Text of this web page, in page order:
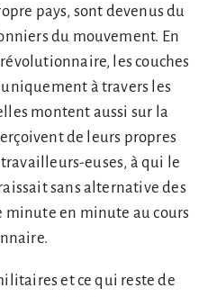
pays, sont devenus du
du mouvement. En
les couches
à travers les
montent aussi sur la
de leurs propres
travailleurs-euses, à qui le
sans alternative des
minute en minute au cours
et ce qui reste de